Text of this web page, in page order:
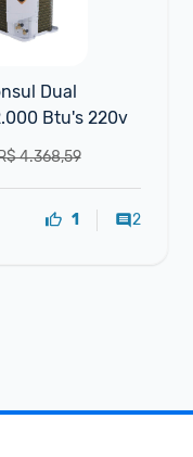
Dual
Btu's 220v
4.368,59
1 2